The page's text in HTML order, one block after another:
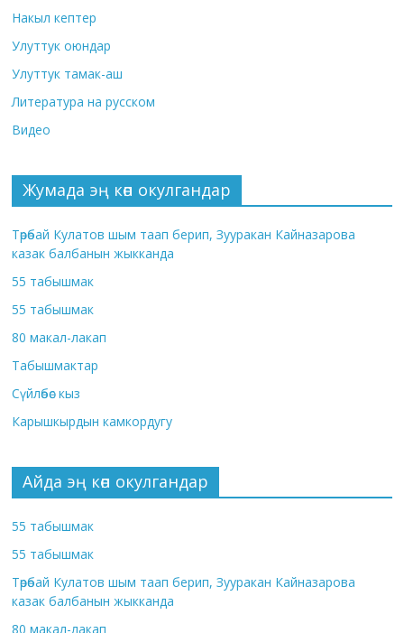
Накыл кептер
Улуттук оюндар
Улуттук тамак-аш
Литература на русском
Видео
Жумада эң көп окулгандар
Төрөбай Кулатов шым таап берип, Зууракан Кайназарова
казак балбанын жыкканда
55 табышмак
55 табышмак
80 макал-лакап
Табышмактар
Сүйлөбөс кыз
Карышкырдын камкордугу
Айда эң көп окулгандар
55 табышмак
55 табышмак
Төрөбай Кулатов шым таап берип, Зууракан Кайназарова
казак балбанын жыкканда
80 макал-лакап